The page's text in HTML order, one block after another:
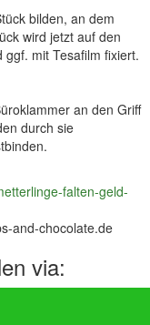
bilden, an dem
wird jetzt auf den
mit Tesafilm fixiert.
an den Griff
durch sie
falten-geld-
and-chocolate.de
via: